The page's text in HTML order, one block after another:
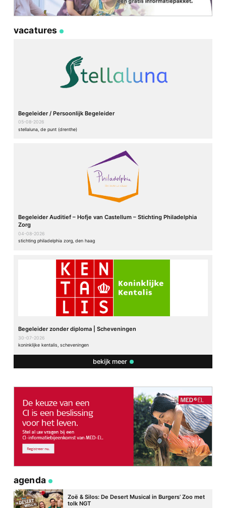
vacatures
Begeleider / Persoonlijk Begeleider
05-08-2026
stellaluna, de punt (drenthe)
Begeleider Auditief – Hofje van Castellum – Stichting Philadelphia
Zorg
04-08-2026
stichting philadelphia zorg, den haag
Begeleider zonder diploma | Scheveningen
30-07-2026
koninklijke kentalis, scheveningen
bekijk meer
agenda
Zoë & Silos: De Desert Musical in Burgers’ Zoo met
tolk NGT